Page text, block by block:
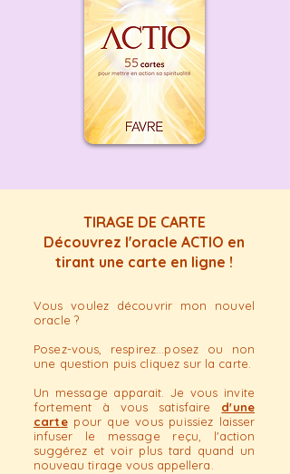
action toutes les lectures
spirituelles que vous avez
emmagasinées jusqu'à mainte-
nant? Vous en avez marre de faire
du tourisme thérapeutique en
quête de réponses ? Et si la
solution était de vivre votre
Beaucoup d'humains semblent
prendre leurs transformations à
d'autres méthodes, mais rien ne
vivre sur terre, dans la matière. On
soi », mais le seul programme sur
mesure pour cela, ça s'appelle la
VIE, le quotidien.
TIRAGE DE CARTE
Découvrez l'oracle ACTIO en
tirant une carte en ligne !
Vous voulez découvrir mon nouvel
oracle ?
Posez-vous, respirez...posez ou non
une question puis cliquez sur la carte.
Un message apparait.Je vous invite
fortement à vous satisfaire d'une
cartepour que vous puissiez laisser
infuser le message reçu, l'action
suggérez et voir plus tard quand un
nouveau tirage vous appellera.